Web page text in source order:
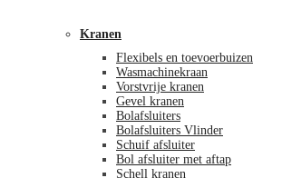
Kranen
Flexibels en toevoerbuizen
Wasmachinekraan
Vorstvrije kranen
Gevel kranen
Bolafsluiters
Bolafsluiters Vlinder
Schuif afsluiter
Bol afsluiter met aftap
Schell kranen